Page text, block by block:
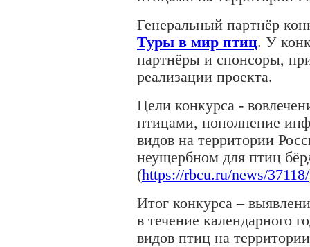
Генеральный партнёр
Туры в мир птиц. У
партнёры и спонсоры,
реализации проекта.
Цели конкурса -
птицами, пополнение
видов на территории
неущербном для птиц
(https://rbcu.ru/news/37118/
Итог конкурса –
в течение календарного
видов птиц на